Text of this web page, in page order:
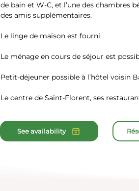
de bain et W-C, et l’une des chambres
des amis supplémentaires.
Le linge de maison est fourni.
Le ménage en cours de séjour est
Petit-déjeuner possible à l’hôtel voisin
Le centre de Saint-Florent, ses
See availability